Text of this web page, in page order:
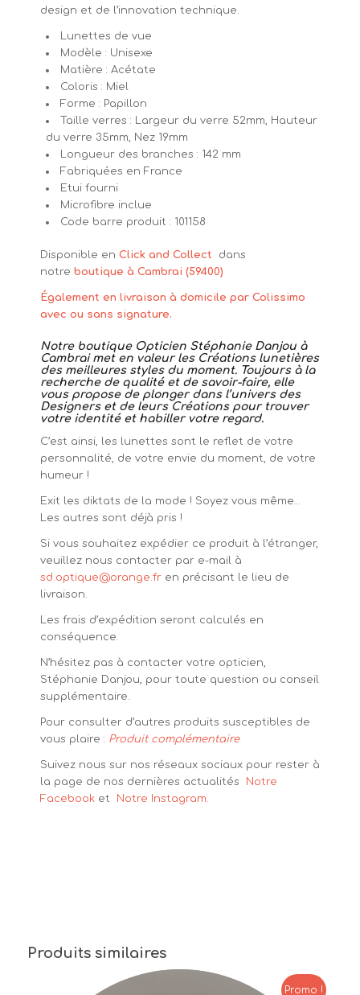
design et de l’innovation technique.
Lunettes de vue
Modèle : Unisexe
Matière : Acétate
Coloris : Miel
Forme : Papillon
Taille verres : Largeur du verre 52mm, Hauteur
du verre 35mm, Nez 19mm
Longueur des branches : 142 mm
Fabriquées en France
Etui fourni
Microfibre inclue
Code barre produit : 101158
Disponible en Click and Collect dans
notre boutique à Cambrai (59400)
Également en livraison à domicile par Colissimo
avec ou sans signature.
Notre boutique Opticien Stéphanie Danjou à
Cambrai met en valeur les Créations lunetières
des meilleures styles du moment. Toujours à la
recherche de qualité et de savoir-faire, elle
vous propose de plonger dans l’univers des
Designers et de leurs Créations pour trouver
votre identité et habiller votre regard.
C’est ainsi, les lunettes sont le reflet de votre
personnalité, de votre envie du moment, de votre
humeur !
Exit les diktats de la mode ! Soyez vous même…
Les autres sont déjà pris !
Si vous souhaitez expédier ce produit à l’étranger,
veuillez nous contacter par e-mail à
sd.optique@orange.fren précisant le lieu de
livraison.
Les frais d’expédition seront calculés en
conséquence.
N’hésitez pas à contacter votre opticien,
Stéphanie Danjou, pour toute question ou conseil
supplémentaire.
Pour consulter d’autres produits susceptibles de
vous plaire : Produit complémentaire
Suivez nous sur nos réseaux sociaux pour rester à
la page de nos dernières actualités
Notre
Facebooket Notre Instagram.
Produits similaires
Promo !